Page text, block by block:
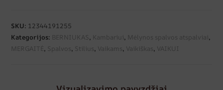
SKU: 12344191255
Kategorijos: BERNIUKAS, Kambariui, Mėlynos spalvos atspalviai,
MERGAITĖ, Spalvos , Stilius , Vaikams , Vaikiškas , VAIKUI